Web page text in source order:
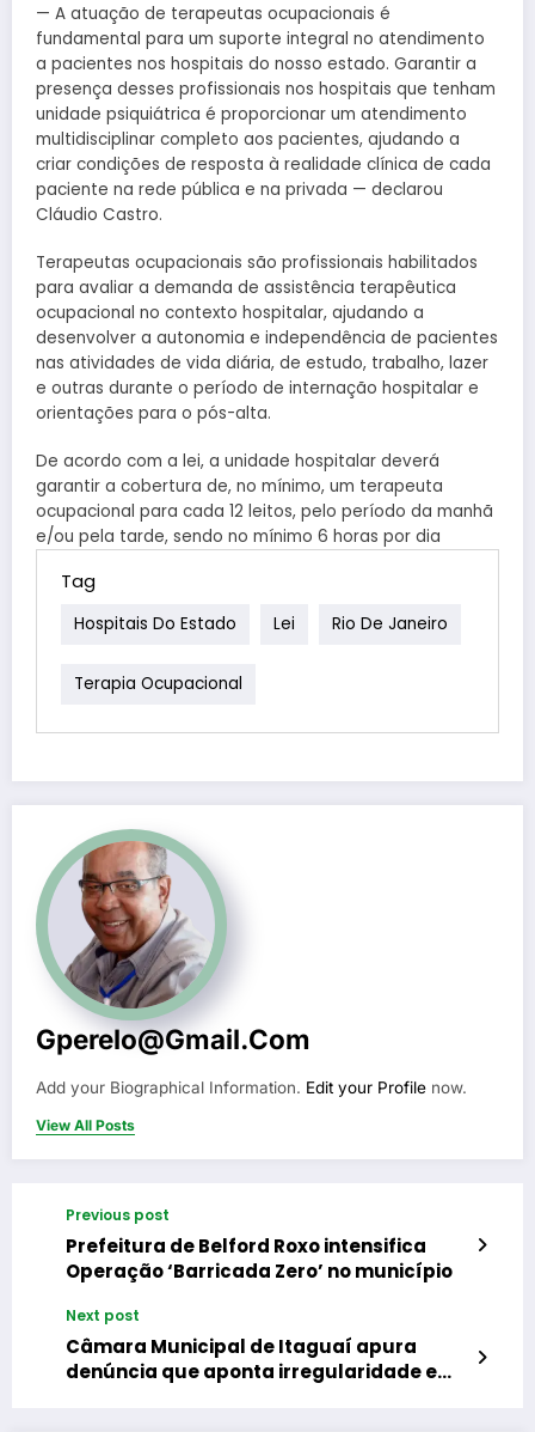
— A atuação de terapeutas ocupacionais é
fundamental para um suporte integral no atendimento
a pacientes nos hospitais do nosso estado. Garantir a
presença desses profissionais nos hospitais que tenham
unidade psiquiátrica é proporcionar um atendimento
multidisciplinar completo aos pacientes, ajudando a
criar condições de resposta à realidade clínica de cada
paciente na rede pública e na privada — declarou
Cláudio Castro.
Terapeutas ocupacionais são profissionais habilitados
para avaliar a demanda de assistência terapêutica
ocupacional no contexto hospitalar, ajudando a
desenvolver a autonomia e independência de pacientes
nas atividades de vida diária, de estudo, trabalho, lazer
e outras durante o período de internação hospitalar e
orientações para o pós-alta.
De acordo com a lei, a unidade hospitalar deverá
garantir a cobertura de, no mínimo, um terapeuta
ocupacional para cada 12 leitos, pelo período da manhã
e/ou pela tarde, sendo no mínimo 6 horas por dia
Tag
Hospitais Do Estado Lei Rio De Janeiro
Terapia Ocupacional
Gperelo@gmail.com
Add your Biographical Information. Edit your Profile now.
View All Posts
Previous post
Prefeitura de Belford Roxo intensifica
Operação ‘Barricada Zero’ no município
Next post
Câmara Municipal de Itaguaí apura
denúncia que aponta irregularidade em